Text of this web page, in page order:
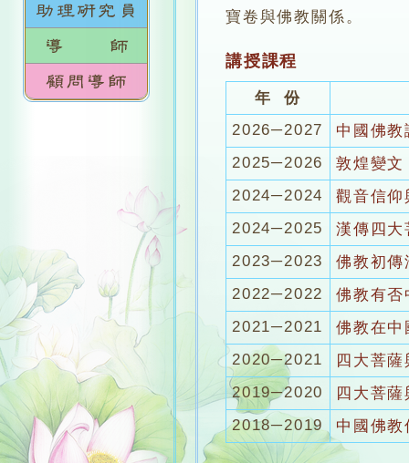
寶卷與佛教關係。
講授課程
年 份
2026─2027
中國佛
2025─2026
敦煌變
2024─2024
觀音信仰
2024─2025
漢傳四
2023─2023
佛教初傳
2022─2022
佛教有否
2021─2021
佛教在中
2020─2021
四大菩
2019─2020
四大菩
2018─2019
中國佛